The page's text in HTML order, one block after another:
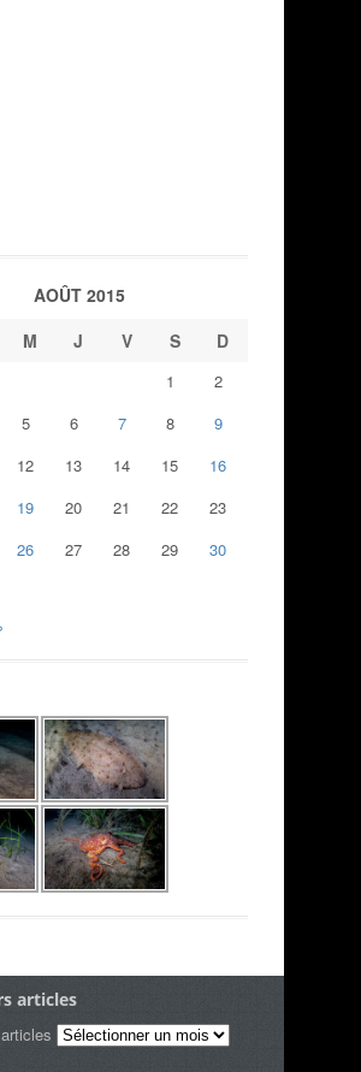
AOÛT 2015
M J V S D
1
2
5 6 7 8
9
12 13 14 15
16
19 20 21 22
23
26 27 28 29
30
articles